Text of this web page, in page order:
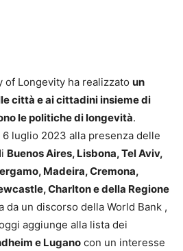
of Longevity ha realizzato un
città e ai cittadini insieme di
le politiche di longevità.
luglio 2023 alla presenza delle
Buenos Aires, Lisbona, Tel Aviv,
Madeira, Cremona,
Charlton e della Regione
da un discorso della World Bank ,
aggiunge alla lista dei
e Lugano con un interesse